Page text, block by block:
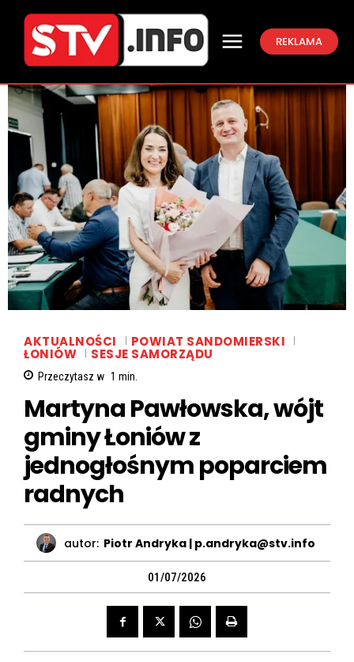
REKLAMA
AKTUALNOŚCI POWIAT SANDOMIERSKI
ŁONIÓW SESJE SAMORZĄDU
Przeczytasz w 1 min.
Martyna Pawłowska, wójt
gminy Łoniów z
jednogłośnym poparciem
radnych
autor: Piotr Andryka | p.andryka@stv.info
01/07/2026